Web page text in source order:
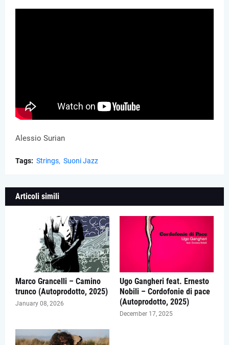
Alessio Surian
Tags: Strings Suoni Jazz
Articoli simili
Marco Grancelli – Camino
trunco (Autoprodotto, 2025)
January 08, 2026
Ugo Gangheri feat. Ernesto
Nobili – Cordofonie di pace
(Autoprodotto, 2025)
December 17, 2025